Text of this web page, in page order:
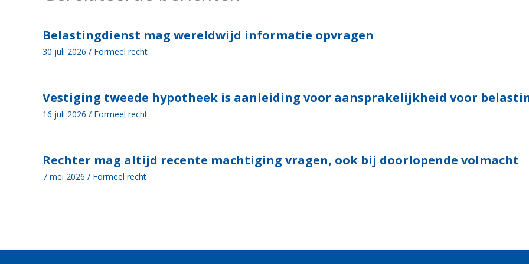
Belastingdienst mag wereldwijd informatie opvragen
30 juli 2026 / Formeel recht
Vestiging tweede hypotheek is aanleiding voor aansprakelijkheid voor
16 juli 2026 / Formeel recht
Rechter mag altijd recente machtiging vragen, ook bij doorlopende volmacht
7 mei 2026 / Formeel recht